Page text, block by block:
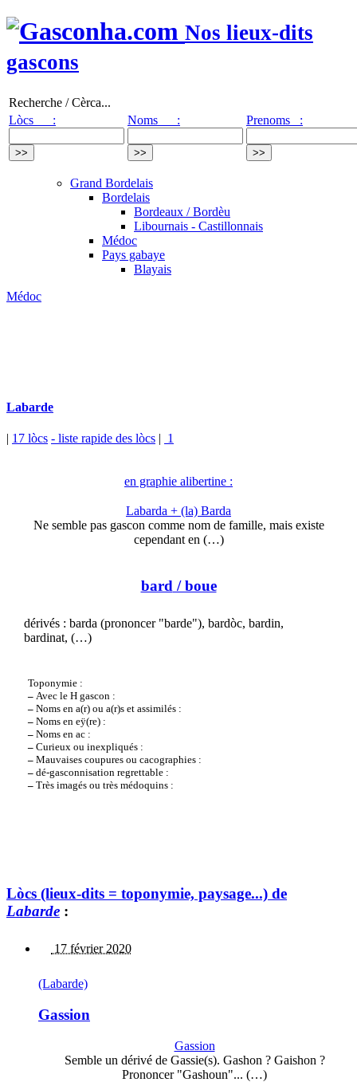
Nos lieux-dits
gascons
Recherche / Cèrca...
Lòcs :
Noms : Prenoms :
Grand Bordelais
Bordelais
Bordeaux / Bordèu
Libournais - Castillonnais
Médoc
Pays gabaye
Blayais
Médoc
Labarde
| 17 lòcs - liste rapide des lòcs | 1
en graphie alibertine :
Labarda + (la) Barda
Ne semble pas gascon comme nom de famille, mais existe
cependant en (…)
bard / boue
dérivés : barda (prononcer "barde"), bardòc, bardin,
bardinat, (…)
Toponymie :
–Avec le H gascon :
–Noms en a(r) ou a(r)s et assimilés :
–Noms en eÿ(re) :
–Noms en ac :
–Curieux ou inexpliqués :
–Mauvaises coupures ou cacographies :
–dé-gasconnisation regrettable :
–Très imagés ou très médoquins :
Lòcs (lieux-dits = toponymie, paysage...) de
Labarde :
17 février 2020
(Labarde)
Gassion
Gassion
Semble un dérivé de Gassie(s). Gashon ? Gaishon ?
Prononcer "Gashoun"... (…)